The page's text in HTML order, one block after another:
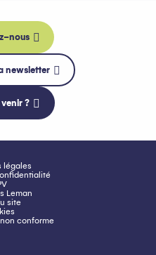
nous
newsletter
?
légales
Leman
site
conforme